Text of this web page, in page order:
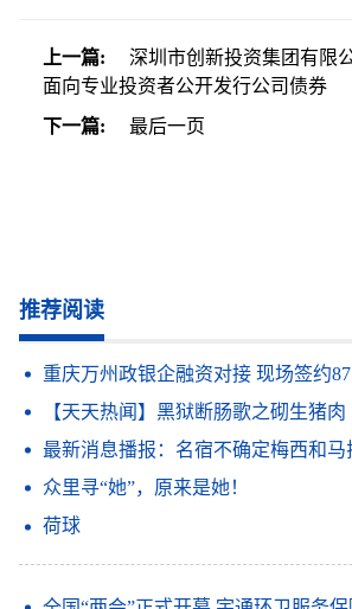
上一篇:
深圳市创新投资集团有限
面向专业投资者公开发行公司债券
下一篇:
最后一页
推荐阅读
重庆万州政银企融资对接 现场签约
【天天热闻】黑狱断肠歌之砌生猪肉
最新消息播报：名宿不确定梅西和马拉多纳谁更好 拉波尔塔谈梅西离队我必须做出
众里寻“她”，原来是她！
荷球